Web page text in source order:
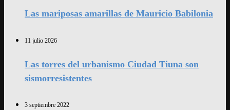
Las mariposas amarillas de Mauricio Babilonia
11 julio 2026
Las torres del urbanismo Ciudad Tiuna son
sismorresistentes
3 septiembre 2022